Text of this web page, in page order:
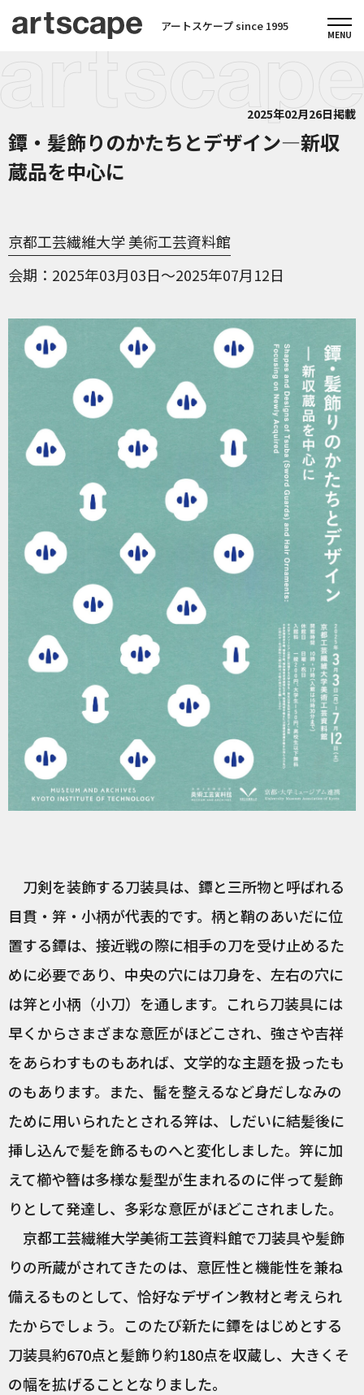
アートスケープ since 1995
2025年02月26日掲載
鐔・髪飾りのかたちとデザイン―新収
蔵品を中心に
京都工芸繊維大学 美術工芸資料館
会期
2025年03月03日～2025年07月12日
刀剣を装飾する刀装具は、鐔と三所物と呼ばれる
目貫・笄・小柄が代表的です。柄と鞘のあいだに位
置する鐔は、接近戦の際に相手の刀を受け止めるた
めに必要であり、中央の穴には刀身を、左右の穴に
は笄と小柄（小刀）を通します。これら刀装具には
早くからさまざまな意匠がほどこされ、強さや吉祥
をあらわすものもあれば、文学的な主題を扱ったも
のもあります。また、髷を整えるなど身だしなみの
ために用いられたとされる笄は、しだいに結髪後に
挿し込んで髪を飾るものへと変化しました。笄に加
えて櫛や簪は多様な髪型が生まれるのに伴って髪飾
りとして発達し、多彩な意匠がほどこされました。
京都工芸繊維大学美術工芸資料館で刀装具や髪飾
りの所蔵がされてきたのは、意匠性と機能性を兼ね
備えるものとして、恰好なデザイン教材と考えられ
たからでしょう。このたび新たに鐔をはじめとする
刀装具約670点と髪飾り約180点を収蔵し、大きくそ
の幅を拡げることとなりました。